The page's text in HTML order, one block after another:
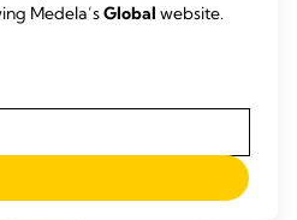
产品
Medela’sGlobal website.